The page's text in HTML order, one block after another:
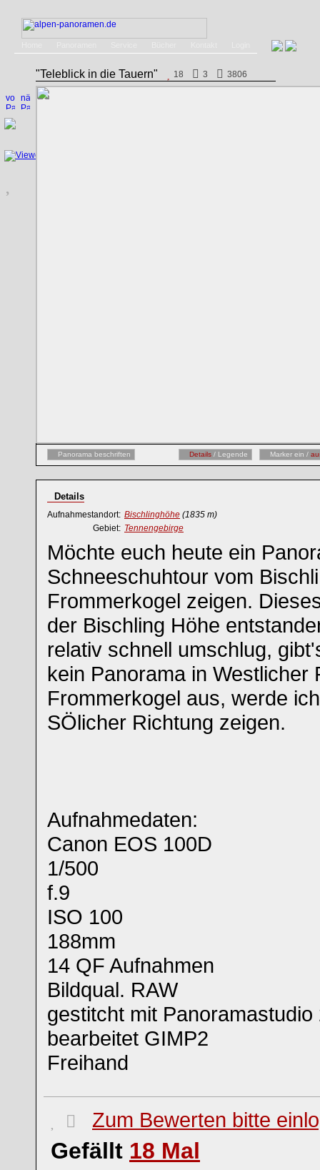
"Teleblick in die Tauern" 18 3 3806
Panorama beschriften Details / Legende Marker ein /
Details
Aufnahmestandort: Bischlinghöhe (1835 m)
Gebiet: Tennengebirge
Möchte euch heute ein
Schneeschuhtour vom
Frommerkogel zeigen.
der Bischling Höhe
relativ schnell umschlug,
kein Panorama in Westlicher
Frommerkogel aus, werde
SÖlicher Richtung zeigen.
Aufnahmedaten:
Canon EOS 100D
1/500
f.9
ISO 100
188mm
14 QF Aufnahmen
Bildqual. RAW
gestitcht mit Panoramastudio
bearbeitet GIMP2
Freihand
Zum Bewerten bitte
Gefällt 18 Mal